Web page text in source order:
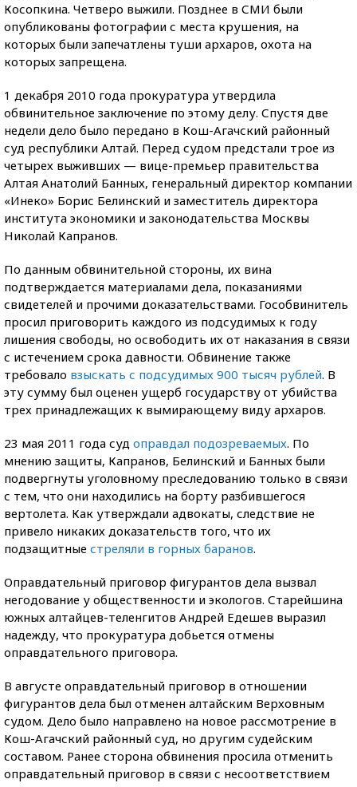
Косопкина. Четверо выжили. Позднее в СМИ были
опубликованы фотографии с места крушения, на
которых были запечатлены туши архаров, охота на
которых запрещена.
1 декабря 2010 года прокуратура утвердила
обвинительное заключение по этому делу. Спустя две
недели дело было передано в Кош-Агачский районный
суд республики Алтай. Перед судом предстали трое из
четырех выживших — вице-премьер правительства
Алтая Анатолий Банных, генеральный директор компании
«Инеко» Борис Белинский и заместитель директора
института экономики и законодательства Москвы
Николай Капранов.
По данным обвинительной стороны, их вина
подтверждается материалами дела, показаниями
свидетелей и прочими доказательствами. Гособвинитель
просил приговорить каждого из подсудимых к году
лишения свободы, но освободить их от наказания в связи
с истечением срока давности. Обвинение также
требовало взыскать с подсудимых 900 тысяч рублей. В
эту сумму был оценен ущерб государству от убийства
трех принадлежащих к вымирающему виду архаров.
23 мая 2011 года суд оправдал подозреваемых. По
мнению защиты, Капранов, Белинский и Банных были
подвергнуты уголовному преследованию только в связи
с тем, что они находились на борту разбившегося
вертолета. Как утверждали адвокаты, следствие не
привело никаких доказательств того, что их
подзащитные стреляли в горных баранов.
Оправдательный приговор фигурантов дела вызвал
негодование у общественности и экологов. Старейшина
южных алтайцев-теленгитов Андрей Едешев выразил
надежду, что прокуратура добьется отмены
оправдательного приговора.
В августе оправдательный приговор в отношении
фигурантов дела был отменен алтайским Верховным
судом. Дело было направлено на новое рассмотрение в
Кош-Агачский районный суд, но другим судейским
составом. Ранее сторона обвинения просила отменить
оправдательный приговор в связи с несоответствием